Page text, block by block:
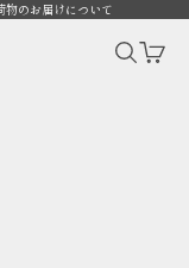
物のお届けについて
検索を開
カー